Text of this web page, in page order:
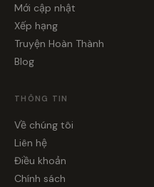
Mới cập nhật
Xếp hạng
Truyện Hoàn Thành
Blog
THÔNG TIN
Về chúng tôi
Liên hệ
Điều khoản
Chính sách